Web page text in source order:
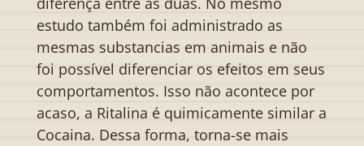
estudo também foi administrado as
mesmas substancias em animais e não
foi possível diferenciar os efeitos em seus
comportamentos. Isso não acontece por
acaso, a Ritalina é quimicamente similar a
Cocaina. Dessa forma, torna-se mais